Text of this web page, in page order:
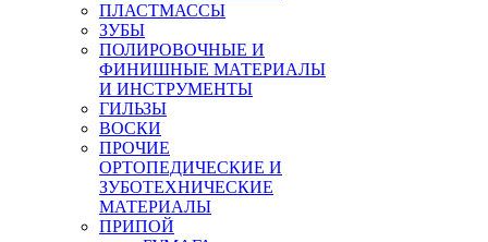
ПЛАСТМАССЫ
ЗУБЫ
ПОЛИРОВОЧНЫЕ И
ФИНИШНЫЕ МАТЕРИАЛЫ
И ИНСТРУМЕНТЫ
ГИЛЬЗЫ
ВОСКИ
ПРОЧИЕ
ОРТОПЕДИЧЕСКИЕ И
ЗУБОТЕХНИЧЕСКИЕ
МАТЕРИАЛЫ
ПРИПОЙ